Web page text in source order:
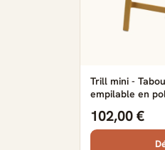
Trill mini -
empilable en
102,00 €